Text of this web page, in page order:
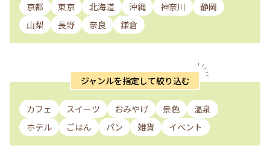
京都 東京 北海道 沖縄 神奈川
静岡
山梨
長野 奈良 鎌倉
ジャンルを指定して絞り込む
カフェ スイーツ おみやげ 景色
温泉
ホテル
ごはん パン 雑貨 イベント